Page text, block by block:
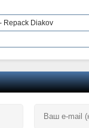
Repack Diakov